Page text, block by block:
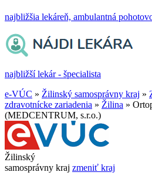
najbližšia lekáreň, ambulantná
najbližší lekár - špecialista
e-VÚC » Žilinský samosprávny kraj »
zdravotnícke zariadenia » Žilina »
(MEDCENTRUM, s.r.o.)
Žilinský
samosprávny kraj zmeniť kraj